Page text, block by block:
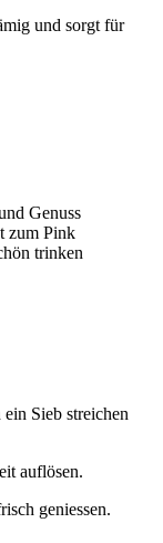
und sorgt für
Sieb streichen
auflösen.
geniessen.